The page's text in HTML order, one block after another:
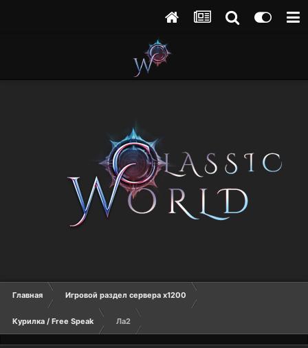
Главная Игровой раздел сервера х1200
Курилка / Free Speak Ла2